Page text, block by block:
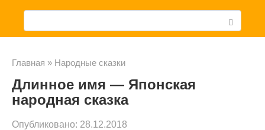
с
Главная » Народные сказки
Длинное имя — Японская
народная сказка
Опубликовано: 28.12.2018